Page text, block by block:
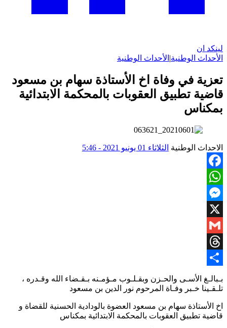
لينكد ان
الأحداث الوطنية| الأحداث الوطنية
تعزية في وفاة اخ الأستاذة سهام بن مسعود
قاضية تطبيق العقوبات بالمحكمة الابتدائية
بمكناس
الاحداث الوطنية الثلاثاء 01 يونيو 2021 - 5:46
Facebook
WhatsApp
Messenger
X
Gmail
Threads
Share
بـبالـغ الأسـى والحـزن وبقـلـوب مـؤمـنه بـقـضاء الله وقـدره ،
تلـقـينا خـبر وفـاة المرحوم نور الدين بن مسعود
اخ الأستاذة سهام بن مسعود العضوة بالودادية الحسنية للقضاة و
قاضية تطبيق العقوبات بالمحكمة الابتدائية بمكناس